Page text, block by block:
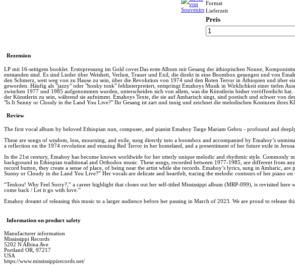
Format
Lieferzeit
Preis
Rezension
LP mit 16-seitigem booklet. Erstopressung im Gold cover.Das erste Album mit Gesang der äthiopischen Nonne,
entstanden sind. Es sind Lieder über Weisheit, Verlust, Trauer und Exil, die direkt in eine Boombox gesungen und von
den Schmerz, weit weg von zu Hause zu sein, über die Revolution von 1974 und den Roten Terror in Äthiopien und
geworden. Häufig als "jazzy" oder "honky tonk" fehlinterpretiert, entspringt Emahoys Musik in Wirklichkeit einer tiefen
zwischen 1977 und 1985 aufgenommen wurden, unterscheiden sich von allem, was die Künstlerin bisher veröffentlicht
der Künstlerin zu sein, während sie aufnimmt. Emahoys Texte, die sie auf Amharisch singt, sind poetisch und schwer von
"Is It Sunny or Cloudy in the Land You Live?" Ihr Gesang ist zart und innig und zeichnet die melodischen Konturen ihres
Review
The first vocal album by beloved Ethiopian nun, composer, and pianist Emahoy Tsege Mariam Gebru - profound and
These are songs of wisdom, loss, mourning, and exile, sung directly into a boombox and accompanied by Emahoy’s
a reflection on the 1974 revolution and ensuing Red Terror in her homeland, and a presentiment of her future exile in
In the 21st century, Emahoy has become known worldwide for her utterly unique melodic and rhythmic style. Commonly
background in Ethiopian traditional and Orthodox music. These songs, recorded between 1977-1985, are different from
record button, they create a sense of place, of being near the artist while she records. Emahoy’s lyrics, sung in Amharic,
Sunny or Cloudy in the Land You Live?” Her vocals are delicate and heartfelt, tracing the melodic contours of her piano
“Tenkou! Why Feel Sorry?,” a career highlight that closes out her self-titled Mississippi album (MRP-099), is revisited
come back / Let it go with love.”
Emahoy dreamt of releasing this music to a larger audience before her passing in March of 2023. We are proud to release
Information on product safety
Manufacturer information
Mississippi Records
5202 N Albina Ave
Portland OR, 97217
USA
https://www.mississippirecords.net/